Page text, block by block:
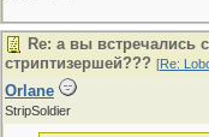
Re: а вы встречались с
стриптизершей??? [Re:
Orlane
StripSoldier